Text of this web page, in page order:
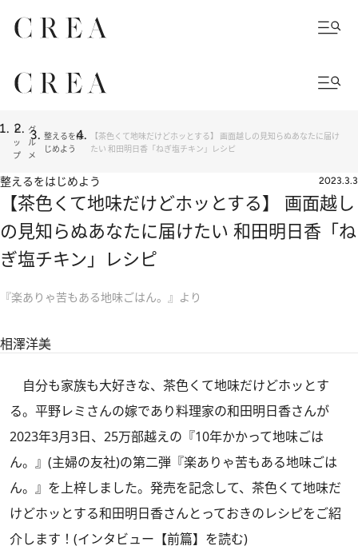
ト
ッ
プ
グ
ル
メ
整えるをは
じめよう
【茶色くて地味だけどホッとする】 画面越しの見知らぬあなたに届け
たい 和田明日香「ねぎ塩チキン」レシピ
整えるをはじめよう 2023.3.3
【茶色くて地味だけどホッとする】 画面越し
の見知らぬあなたに届けたい 和田明日香「ね
ぎ塩チキン」レシピ
『楽ありゃ苦もある地味ごはん。』より
相澤洋美
自分も家族も大好きな、茶色くて地味だけどホッとす
る。平野レミさんの嫁であり料理家の和田明日香さんが
2023年3月3日、25万部越えの『10年かかって地味ごは
ん。』(主婦の友社)の第二弾『楽ありゃ苦もある地味ごは
ん。』を上梓しました。発売を記念して、茶色くて地味だ
けどホッとする和田明日香さんとっておきのレシピをご紹
介します！ (インタビュー【前篇】を読む)